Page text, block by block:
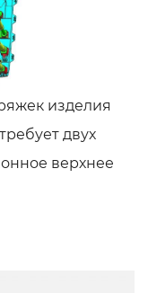
изделия
двух
верхнее